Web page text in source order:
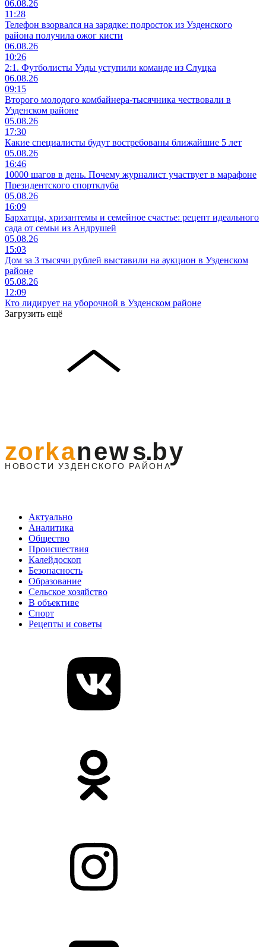
06.08.26
11:28
Телефон взорвался на зарядке: подросток из Узденского
района получила ожог кисти
06.08.26
10:26
2:1. Футболисты Узды уступили команде из Слуцка
06.08.26
09:15
Второго молодого комбайнера-тысячника чествовали в
Узденском районе
05.08.26
17:30
Какие специалисты будут востребованы ближайшие 5 лет
05.08.26
16:46
10000 шагов в день. Почему журналист участвует в марафоне
Президентского спортклуба
05.08.26
16:09
Бархатцы, хризантемы и семейное счастье: рецепт идеального
сада от семьи из Андрушей
05.08.26
15:03
Дом за 3 тысячи рублей выставили на аукцион в Узденском
районе
05.08.26
12:09
Кто лидирует на уборочной в Узденском районе
Загрузить ещё
Актуально
Аналитика
Общество
Происшествия
Калейдоскоп
Безопасность
Образование
Сельское хозяйство
В объективе
Спорт
Рецепты и советы